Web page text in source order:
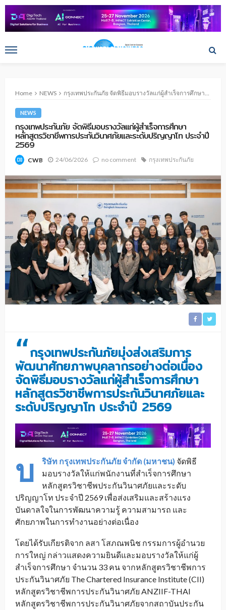
Home NEWS กรุงเทพประกันภัย จัดพิธีมอบรางวัลแก่ผู้สำเร็จการศึกษาหลักสูตรวิชาชีพการประกันวินาศภัยและระดับปริญญาโท ประจำปี 2569
NEWS
กรุงเทพประกันภัย จัดพิธีมอบรางวัลแก่ผู้สำเร็จการศึกษา
หลักสูตรวิชาชีพการประกันวินาศภัยและระดับปริญญาโท ประจำปี
2569
CWB 24/06/2026 no comment กรุงเทพประกันภัย
“กรุงเทพประกันภัยมุ่งส่งเสริมการ
พัฒนาศักยภาพบุคลากรอย่างต่อเนื่อง
จัดพิธีมอบรางวัลแก่ผู้สำเร็จการศึกษา
หลักสูตรวิชาชีพการประกันวินาศภัยและ
ระดับปริญญาโท ประจำปี 2569
บ ริษัท กรุงเทพประกันภัย จำกัด (มหาชน) จัดพิธี
มอบรางวัลให้แก่พนักงานที่สำเร็จการศึกษา
หลักสูตรวิชาชีพประกันวินาศภัยและระดับ
ปริญญาโท ประจำปี 2569 เพื่อส่งเสริมและสร้างแรง
บันดาลใจในการพัฒนาความรู้ ความสามารถ และ
ศักยภาพในการทำงานอย่างต่อเนื่อง
โดยได้รับเกียรติจาก ลสา โสภณพนิช กรรมการผู้อำนวย
การใหญ่ กล่าวแสดงความยินดีและมอบรางวัลให้แก่ผู้
สำเร็จการศึกษา จำนวน 33 คน จากหลักสูตรวิชาชีพการ
ประกันวินาศภัย The Chartered Insurance Institute (CII)
หลักสูตรวิชาชีพการประกันวินาศภัย ANZIIF-THAI
หลักสูตรวิชาชีพการประกันวินาศภัยจากสถาบันประกัน